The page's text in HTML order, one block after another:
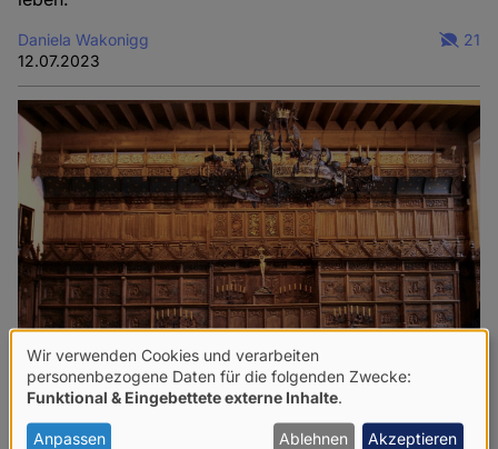
Daniela Wakonigg
12.07.2023
21
Münster hat's mit dem Kreuz
Verwendung
von
personenbezogenen
Wir verwenden Cookies und verarbeiten
personenbezogene Daten für die folgenden Zwecke:
Funktional & Eingebettete externe Inhalte.
Anpassen Ablehnen Akzeptieren